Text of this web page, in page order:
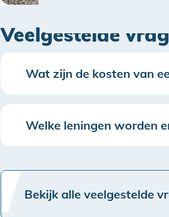
Veelgestelde
Wat zijn de kosten van
Welke leningen worden
Bekijk alle veelgestelde